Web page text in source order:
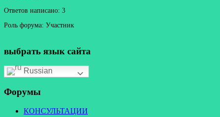
Ответов написано: 3
Роль форума: Участник
выбрать язык сайта
Russian
Форумы
КОНСУЛЬТАЦИИ